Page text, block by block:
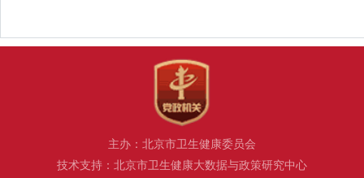
主办：北京市卫生健康委员会
技术支持：北京市卫生健康大数据与政策研究中心